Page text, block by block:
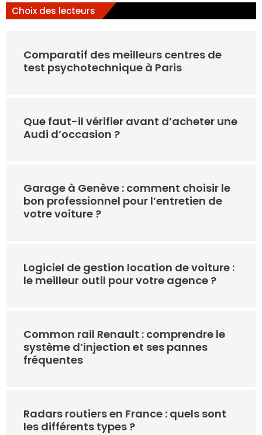
Choix des lecteurs
Comparatif des meilleurs centres de
test psychotechnique à Paris
Que faut-il vérifier avant d’acheter une
Audi d’occasion ?
Garage à Genève : comment choisir le
bon professionnel pour l’entretien de
votre voiture ?
Logiciel de gestion location de voiture :
le meilleur outil pour votre agence ?
Common rail Renault : comprendre le
système d’injection et ses pannes
fréquentes
Radars routiers en France : quels sont
les différents types ?